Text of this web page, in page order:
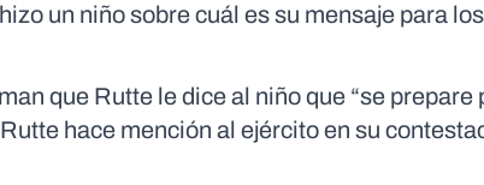
un niño sobre cuál es su mensaje para
que Rutte le dice al niño que “se prepare
hace mención al ejército en su